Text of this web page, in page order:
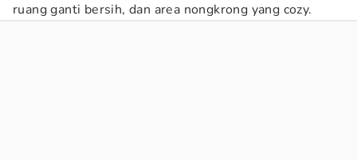
ruang ganti bersih, dan area nongkrong yang cozy.